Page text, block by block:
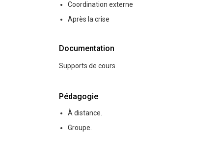
Coordination externe
Après la crise
Documentation
Supports de cours.
Pédagogie
À distance.
Groupe.